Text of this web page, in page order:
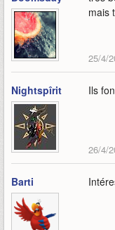
mais
25/4/
Nightspîrit Ils
26/4/
Barti